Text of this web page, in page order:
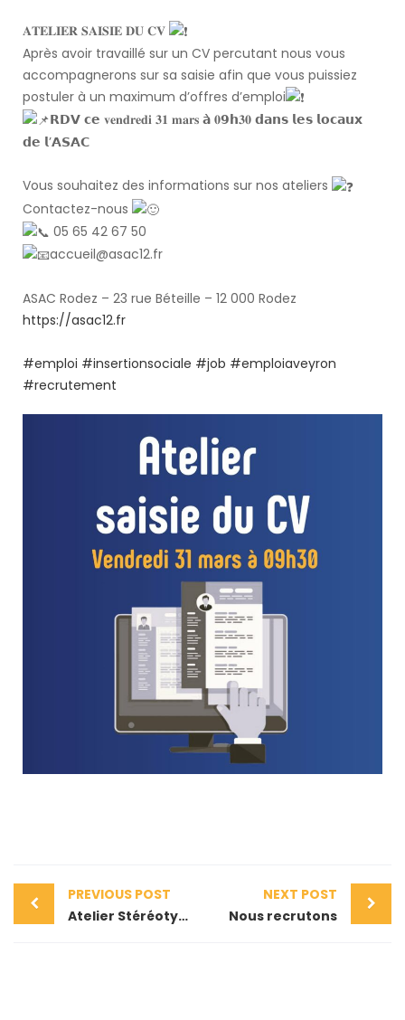
𝐀𝐓𝐄𝐋𝐈𝐄𝐑 𝐒𝐀𝐈𝐒𝐈𝐄 𝐃𝐔 𝐂𝐕
Après avoir travaillé sur un CV percutant nous vous
accompagnerons sur sa saisie afin que vous puissiez
postuler à un maximum d’offres d’emploi
𝗥𝗗𝗩 𝗰𝗲 𝐯𝐞𝐧𝐝𝐫𝐞𝐝𝐢 𝟑𝟏 𝐦𝐚𝐫𝐬 𝗮̀ 𝟎𝟵𝗵𝟑𝟎 𝗱𝗮𝗻𝘀 𝗹𝗲𝘀 𝗹𝗼𝗰𝗮𝘂𝘅
𝗱𝗲 𝗹’𝗔𝗦𝗔𝗖
Vous souhaitez des informations sur nos ateliers
Contactez-nous
05 65 42 67 50
accueil@asac12.fr
ASAC Rodez – 23 rue Béteille – 12 000 Rodez
https://asac12.fr
#emploi #insertionsociale #job #emploiaveyron
#recrutement
PREVIOUS POST
Atelier Stéréotypes & Discrimination
NEXT POST
Nous recrutons